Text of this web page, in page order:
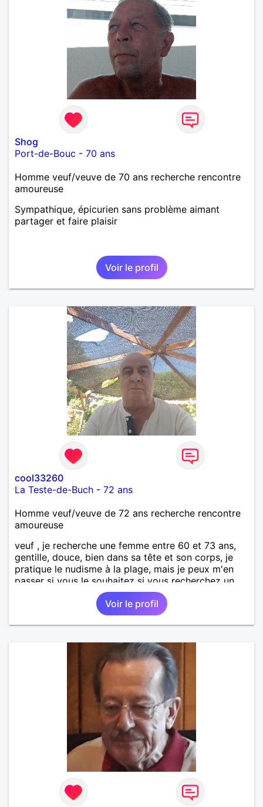
Shog
Port-de-Bouc - 70 ans
Homme veuf/veuve de 70 ans recherche rencontre
amoureuse
Sympathique, épicurien sans problème aimant
partager et faire plaisir
Voir le profil
cool33260
La Teste-de-Buch - 72 ans
Homme veuf/veuve de 72 ans recherche rencontre
amoureuse
veuf , je recherche une femme entre 60 et 73 ans,
gentille, douce, bien dans sa tête et son corps, je
pratique le nudisme à la plage, mais je peux m'en
passer si vous le souhaitez si vous recherchez un
homme sincère, tendre, honnête, fidèle, à l'écoute et
sachant prendre soin de sa compagne dans le
respect, je suis votre "homme" je veux une vie
tranquille rythmée de balade en forêt ou sur la
la franchise, de la communication, de la fidélité , du
respect et bien sûr de l'amour
Voir le profil